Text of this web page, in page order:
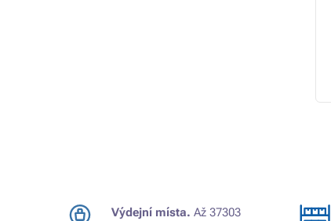
Výdejní místa. Až 37303